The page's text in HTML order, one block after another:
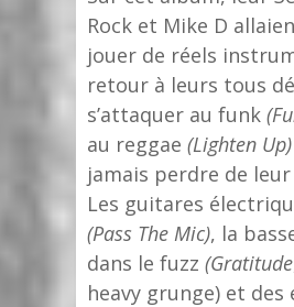
Rock et Mike D
jouer de réels
retour à leurs tous
s’attaquer au funk
au reggae (Lighten Up)
jamais perdre de
Les guitares
(Pass The Mic), la
dans le fuzz (Gratitude
heavy grunge) et